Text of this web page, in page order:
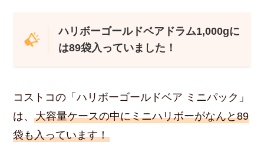
ハリボーゴールドベアドラム1,000gに
は89袋入っていました！
コストコの「ハリボーゴールドベア ミニパック」
は、大容量ケースの中にミニハリボーがなんと89
袋も入っています！